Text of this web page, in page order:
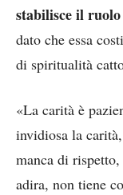
stabilisce il
dato che essa
di spiritualità
«La carità è
invidiosa la
manca di
adira, non tiene